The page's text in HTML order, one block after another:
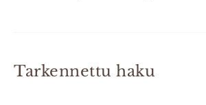
Tarkennettu haku